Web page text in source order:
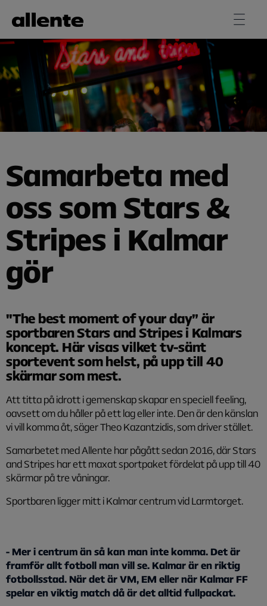
Samarbeta med
oss som Stars &
Stripes i Kalmar
gör
"The best moment of your day” är
sportbaren Stars and Stripes i Kalmars
koncept. Här visas vilket tv-sänt
sportevent som helst, på upp till 40
skärmar som mest.
Att titta på idrott i gemenskap skapar en speciell feeling,
oavsett om du håller på ett lag eller inte. Den är den känslan
vi vill komma åt, säger Theo Kazantzidis, som driver stället.
Samarbetet med Allente har pågått sedan 2016, där Stars
and Stripes har ett maxat sportpaket fördelat på upp till 40
skärmar på tre våningar.
Sportbaren ligger mitt i Kalmar centrum vid Larmtorget.
- Mer i centrum än så kan man inte komma. Det är
framför allt fotboll man vill se. Kalmar är en riktig
fotbollsstad. När det är VM, EM eller när Kalmar FF
spelar en viktig match då är det alltid fullpackat.